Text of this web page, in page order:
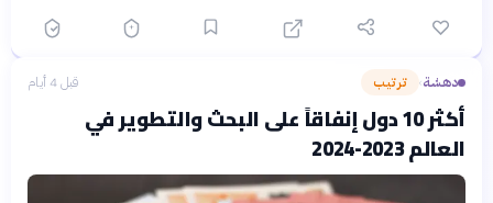
دهشة› ترتيب قبل 4 أيام
أكثر 10 دول إنفاقاً على البحث والتطوير في
العالم 2023-2024